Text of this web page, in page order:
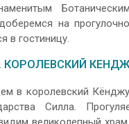
на
в гостиницу.
КОРОЛЕВСКИЙ
в королевский
Силла.